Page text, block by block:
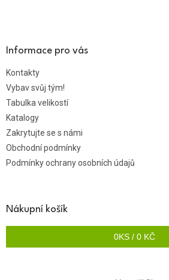
Informace pro vás
Kontakty
Vybav svůj tým!
Tabulka velikostí
Katalogy
Zakrytujte se s námi
Obchodní podmínky
Podmínky ochrany osobních údajů
Nákupní košík
0KS / 0 KČ